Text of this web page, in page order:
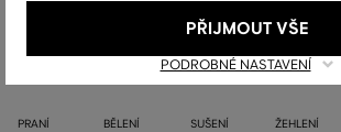
Péče
PRANÍ BĚLENÍ SUŠENÍ ŽEHLENÍ
PODROBNÉ NASTAVENÍ
PŘIJMOUT VŠE